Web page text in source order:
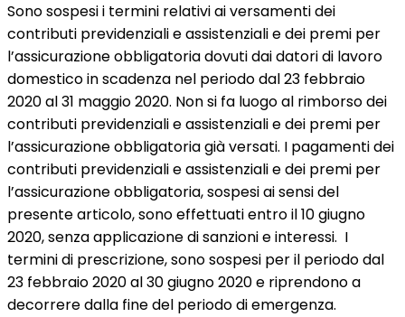
Sono sospesi i termini relativi ai versamenti dei
contributi previdenziali e assistenziali e dei premi per
l’assicurazione obbligatoria dovuti dai datori di lavoro
domestico in scadenza nel periodo dal 23 febbraio
2020 al 31 maggio 2020. Non si fa luogo al rimborso dei
contributi previdenziali e assistenziali e dei premi per
l’assicurazione obbligatoria già versati. I pagamenti dei
contributi previdenziali e assistenziali e dei premi per
l’assicurazione obbligatoria, sospesi ai sensi del
presente articolo, sono effettuati entro il 10 giugno
2020, senza applicazione di sanzioni e interessi. I
termini di prescrizione, sono sospesi per il periodo dal
23 febbraio 2020 al 30 giugno 2020 e riprendono a
decorrere dalla fine del periodo di emergenza.